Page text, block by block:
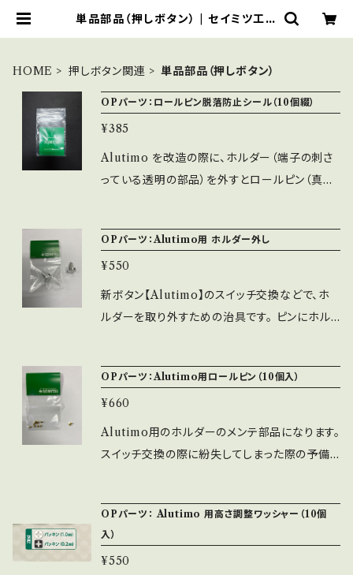
単品部品（押しボタン） | セイミツ工業
HOME 押しボタン関連 単品部品（押しボタン）
OPパーツ：ロールピン脱落防止シール（10個綴）
¥385
Alutimo を改造の際に、ホルダー（端子の刺さ
っている透明の部品）を外すとロールピン（真鍮
貼っていただく事により、脱落防止及びメンテ性
がアップするシールです。 ※10枚綴り1セットの
販売となります。 ※チェリースイッチの端子を通
す穴が開いておりますので、向きに注意して貼っ
OPパーツ：Alutimo用 ホルダー外し
¥550
新ボタン【Alutimo】のスイッチ交換などで、ホ
ルダーを取り外すための治具です。 ピンにホル
ピンの紛失にご注意下さい。
OPパーツ：Alutimo用ロールピン（10個入）
¥660
Alutimo用のホルダーのメンテ部品になります。
スイッチ交換の際に紛失してしまった際の予備
OPパーツ： Alutimo 用高さ調整ワッシャー（10個
入）
¥550